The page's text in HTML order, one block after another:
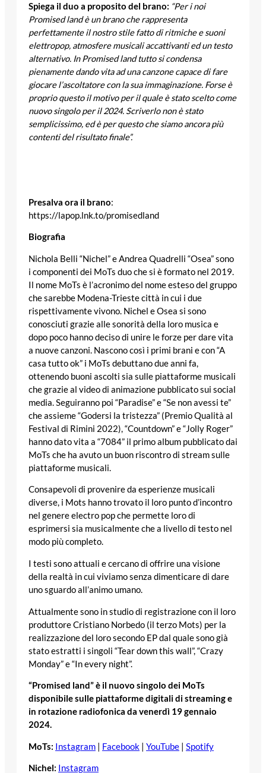
Spiega il duo a proposito del brano: “Per i noi
Promised land è un brano che rappresenta
perfettamente il nostro stile fatto di ritmiche e suoni
elettropop, atmosfere musicali accattivanti ed un testo
alternativo. In Promised land tutto si condensa
pienamente dando vita ad una canzone capace di fare
giocare l’ascoltatore con la sua immaginazione. Forse è
proprio questo il motivo per il quale è stato scelto come
nuovo singolo per il 2024. Scriverlo non è stato
semplicissimo, ed è per questo che siamo ancora più
contenti del risultato finale”.
Presalva ora il brano:
https://lapop.lnk.to/promisedland
Biografia
Nichola Belli “Nichel” e Andrea Quadrelli “Osea” sono
i componenti dei MoTs duo che si è formato nel 2019.
Il nome MoTs è l’acronimo del nome esteso del gruppo
che sarebbe Modena-Trieste città in cui i due
rispettivamente vivono. Nichel e Osea si sono
conosciuti grazie alle sonorità della loro musica e
dopo poco hanno deciso di unire le forze per dare vita
a nuove canzoni. Nascono così i primi brani e con “A
casa tutto ok” i MoTs debuttano due anni fa,
ottenendo buoni ascolti sia sulle piattaforme musicali
che grazie al video di animazione pubblicato sui social
media. Seguiranno poi “Paradise” e “Se non avessi te”
che assieme “Godersi la tristezza” (Premio Qualità al
Festival di Rimini 2022), “Countdown” e “Jolly Roger”
hanno dato vita a “7084” il primo album pubblicato dai
MoTs che ha avuto un buon riscontro di stream sulle
piattaforme musicali.
Consapevoli di provenire da esperienze musicali
diverse, i Mots hanno trovato il loro punto d’incontro
nel genere electro pop che permette loro di
esprimersi sia musicalmente che a livello di testo nel
modo più completo.
I testi sono attuali e cercano di offrire una visione
della realtà in cui viviamo senza dimenticare di dare
uno sguardo all’animo umano.
Attualmente sono in studio di registrazione con il loro
produttore Cristiano Norbedo (il terzo Mots) per la
realizzazione del loro secondo EP dal quale sono già
stato estratti i singoli “Tear down this wall”, “Crazy
Monday” e “In every night”.
“Promised land” è il nuovo singolo dei MoTs
disponibile sulle piattaforme digitali di streaming e
in rotazione radiofonica da venerdì 19 gennaio
2024.
MoTs: Instagram Facebook YouTube Spotify
Nichel: Instagram